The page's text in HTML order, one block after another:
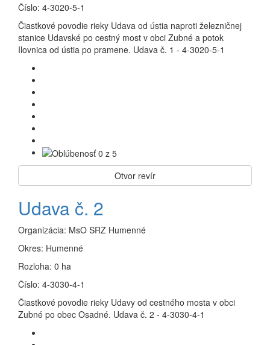
Číslo: 4-3020-5-1
Čiastkové povodie rieky Udava od ústia naproti železničnej
stanice Udavské po cestný most v obci Zubné a potok
Ilovnica od ústia po pramene. Udava č. 1 - 4-3020-5-1
Otvor revír
Udava č. 2
Organizácia: MsO SRZ Humenné
Okres: Humenné
Rozloha: 0 ha
Číslo: 4-3030-4-1
Čiastkové povodie rieky Udavy od cestného mosta v obci
Zubné po obec Osadné. Udava č. 2 - 4-3030-4-1